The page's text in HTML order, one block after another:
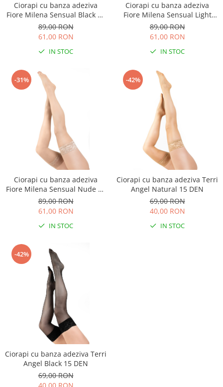
Ciorapi cu banza adeziva
Fiore Milena Sensual Black 20
DEN
89,00 RON
61,00 RON
IN STOC
Ciorapi cu banza adeziva
Fiore Milena Sensual Light
Natural 20 DEN
89,00 RON
61,00 RON
IN STOC
-31%
Ciorapi cu banza adeziva
Fiore Milena Sensual Nude 20
DEN
89,00 RON
61,00 RON
IN STOC
-42%
Ciorapi cu banza adeziva Terri
Angel Natural 15 DEN
69,00 RON
40,00 RON
IN STOC
-42%
Ciorapi cu banza adeziva Terri
Angel Black 15 DEN
69,00 RON